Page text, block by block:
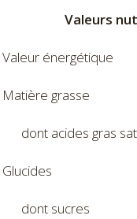
Valeurs
Valeur énergétique
Matière grasse
dont acides gras
Glucides
dont sucres